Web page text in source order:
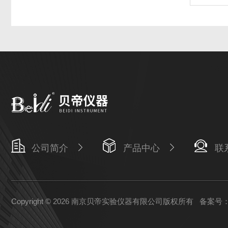
公司简介 产品中心 联
Copyright © 2026 南京贝帝实验仪器有限公司版权所有 备案号